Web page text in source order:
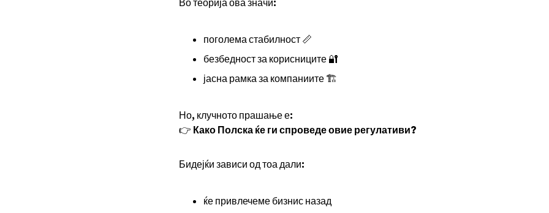
поголема стабилност 📏
безбедност за корисниците 🔐
јасна рамка за компаниите 🏗️
Но, клучното прашање е:
👉 Како Полска ќе ги спроведе овие регулативи?
Бидејќи зависи од тоа дали:
ќе привлечеме бизнис назад